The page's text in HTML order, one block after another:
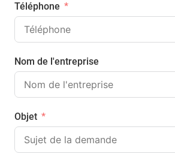
Téléphone
Nom de l'entreprise
Objet